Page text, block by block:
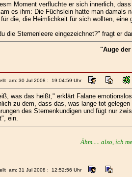
Moment verfluchte er sich innerlich,
es ihm: Die Füchslein hatte man damals
die, die Heimlichkeit für sich wollten, eine
die Sternenleere eingezeichnet?" fragt er
"Auge der
am: 30 Jul 2008 : 19:04:59 Uhr
was das heißt," erklärt Falane
zu dem, dass das, was lange tot
des Sternenkundigen und fügt nur
ein.
Ähm..... also, ich
am: 31 Jul 2008 : 12:52:56 Uhr